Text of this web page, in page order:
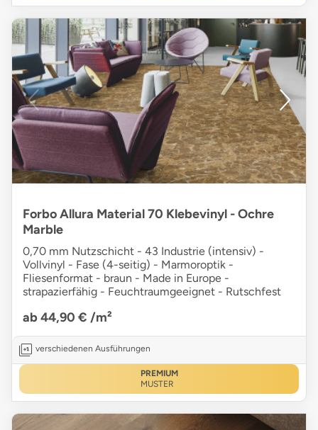
Forbo Allura Material 70 Klebevinyl - Ochre
Marble
0,70 mm Nutzschicht - 43 Industrie (intensiv) -
Vollvinyl - Fase (4-seitig) - Marmoroptik -
Fliesenformat - braun - Made in Europe -
strapazierfähig - Feuchtraumgeeignet - Rutschfest
ab 44,90 € /m²
verschiedenen Ausführungen
PREMIUM
MUSTER